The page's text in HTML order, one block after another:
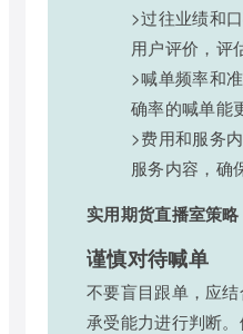
>过往业绩和
用户评价，评
>喊单频率和
确率的喊单能
>费用和服务
服务内容，确
实用期货直播室策略
谨慎对待喊单
不要盲目跟单，应
承受能力进行判断